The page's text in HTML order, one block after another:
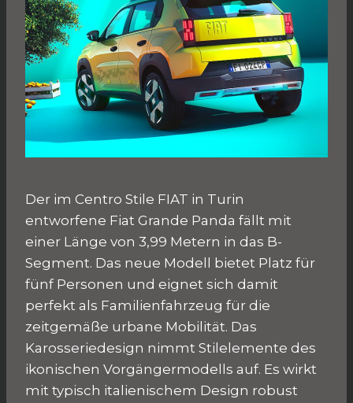
Der im Centro Stile FIAT in Turin
entworfene Fiat Grande Panda fällt mit
einer Länge von 3,99 Metern in das B-
Segment. Das neue Modell bietet Platz für
fünf Personen und eignet sich damit
perfekt als Familienfahrzeug für die
zeitgemäße urbane Mobilität. Das
Karosseriedesign nimmt Stilelemente des
ikonischen Vorgängermodells auf. Es wirkt
mit typisch italienischem Design robust